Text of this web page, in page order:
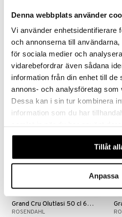
Denna webbplats använder
Vi använder enhetsidentifierare
och annonserna till
för sociala medier och
vidarebefordrar även sådana
information från din enhet till de
annons- och analysföretag som
Dessa kan i sin tur kombinera
information som du har
våra cookies vid fortsatt
Tillåt
Anpassa
Grand Cru Baarilusikka
13,81 €
Grand Cru Olutlasi 50 cl 6 pkt
ROSENDAHL